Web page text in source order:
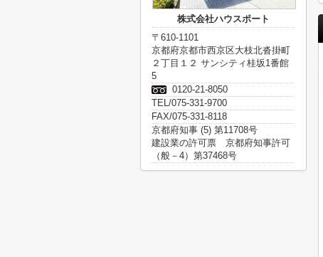
株式会社ハウスポート
〒610-1101
京都府京都市西京区大枝北沓掛町
２丁目１２ サンシティ桂坂1番館
5
0120-21-8050
TEL/075-331-9700
FAX/075-331-8118
京都府知事 (5) 第11708号
建設業の許可票 京都府知事許可
（般－4）第37468号